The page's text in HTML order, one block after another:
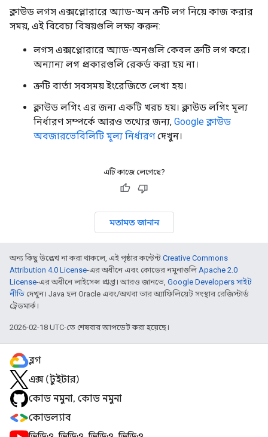
ক্লাউড লগস এক্সপ্লোরারে অ্যাড-অন ত্রুটি লগ নিয়ে কাজ করার
সময়, এই বিবেচ্য বিষয়গুলি লক্ষ্য করুন:
লগস এক্সপ্লোরারে অ্যাড-অনগুলি কেবল ত্রুটি লগ করে।
অন্যান্য লগ প্রকারগুলি রেকর্ড করা হয় না।
ত্রুটি বার্তা সবসময় ইংরেজিতে লেখা হয়।
ক্লাউড লগিং এর জন্য একটি খরচ হয়। ক্লাউড লগিং মূল্য
নির্ধারণ সম্পর্কে আরও তথ্যের জন্য, Google ক্লাউড
অবজারভেবিলিটি মূল্য নির্ধারণদেখুন।
এটি কাজে লেগেছে?
মতামত জানান
অন্য কিছু উল্লেখ না করা থাকলে, এই পৃষ্ঠার কন্টেন্ট Creative Commons
Attribution 4.0 License-এর অধীনে এবং কোডের নমুনাগুলিApache 2.0
License-এর অধীনে লাইসেন্স প্রাপ্ত। আরও জানতে, Google Developers সাইট
নীতি দেখুন। Java হল Oracle এবং/অথবা তার অ্যাফিলিয়েট সংস্থার রেজিস্টার্ড
ট্রেডমার্ক।
2026-02-18 UTC-তে শেষবার আপডেট করা হয়েছে।
ব্লগ
এক্স (টুইটার)
কোড নমুনা, কোড নমুনা
কোডল্যাব